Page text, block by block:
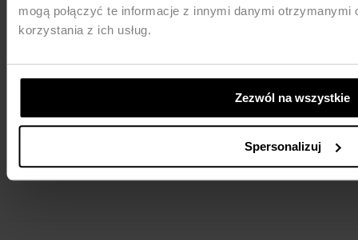
mogą połączyć te informacje z innymi danymi
korzystania z ich usług.
Zezwól na wszystkie
Spersonalizuj
PŁATNOŚCI